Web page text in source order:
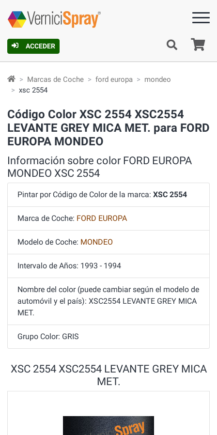
ACCEDER
Marcas de Coche ford europa
mondeo
xsc 2554
Código Color XSC 2554 XSC2554
LEVANTE GREY MICA MET. para FORD
EUROPA MONDEO
Información sobre color FORD EUROPA
MONDEO XSC 2554
Pintar por Código de Color de la marca: XSC 2554
Marca de Coche: FORD EUROPA
Modelo de Coche: MONDEO
Intervalo de Años: 1993 - 1994
Nombre del color (puede cambiar según el modelo de
automóvil y el país): XSC2554 LEVANTE GREY MICA
MET.
Grupo Color: GRIS
XSC 2554 XSC2554 LEVANTE GREY MICA
MET.